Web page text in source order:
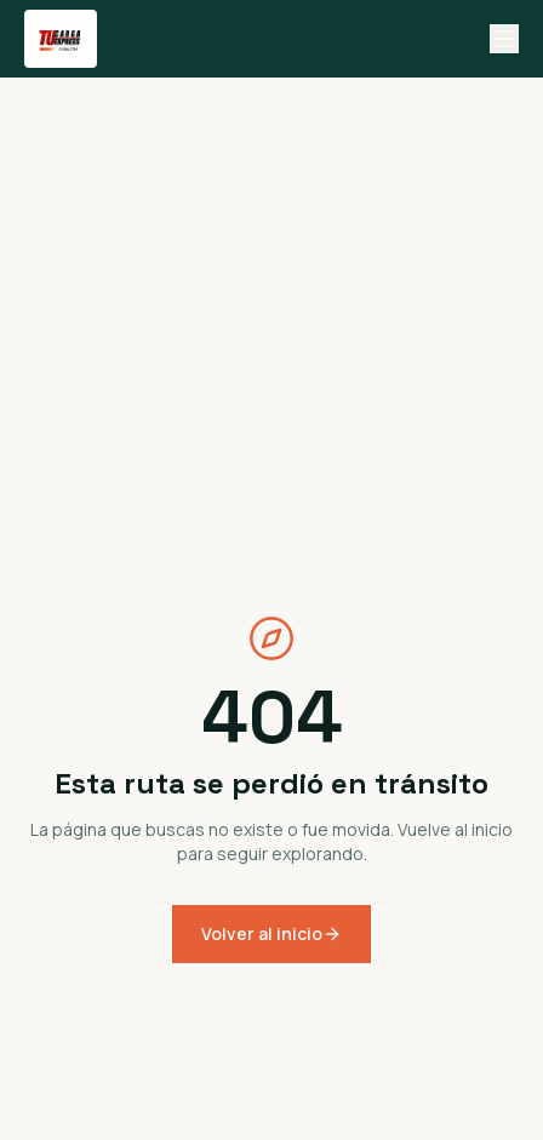
404
Esta ruta se perdió en tránsito
La página que buscas no existe o fue movida. Vuelve al inicio
para seguir explorando.
Volver al inicio